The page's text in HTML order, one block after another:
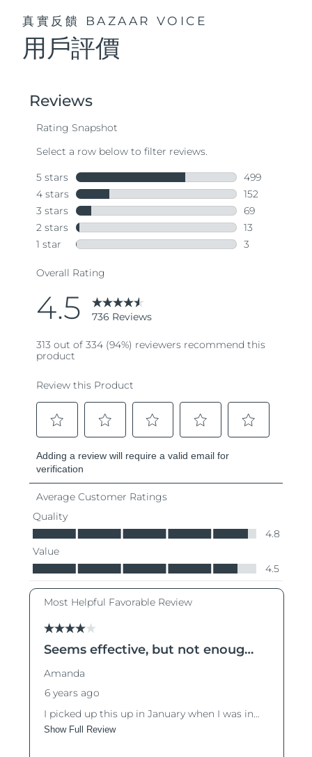
真實反饋 BAZAAR VOICE
用戶評價